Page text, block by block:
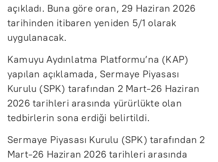
açıkladı. Buna göre oran, 29 Haziran 2026
tarihinden itibaren yeniden 5/1 olarak
uygulanacak.
Kamuyu Aydınlatma Platformu’na (KAP)
yapılan açıklamada, Sermaye Piyasası
Kurulu (SPK) tarafından 2 Mart-26 Haziran
2026 tarihleri arasında yürürlükte olan
tedbirlerin sona erdiği belirtildi.
Sermaye Piyasası Kurulu (SPK) tarafından 2
Mart-26 Haziran 2026 tarihleri arasında